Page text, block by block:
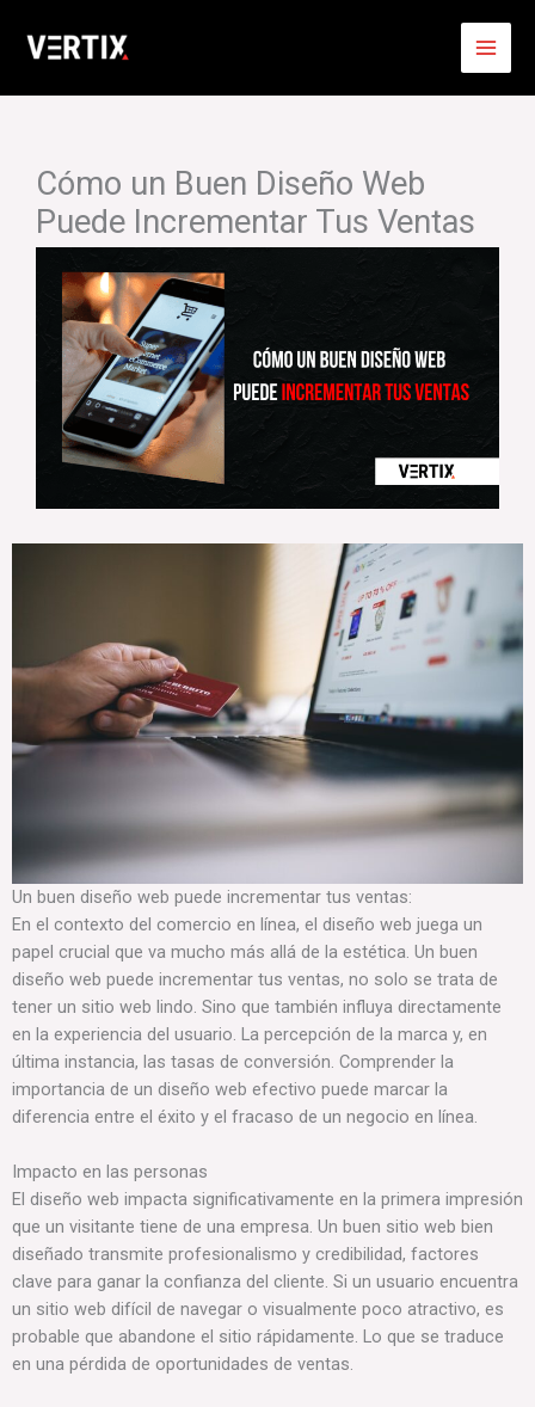
contenido
Cómo un Buen Diseño Web
Puede Incrementar Tus Ventas
Un buen diseño web puede incrementar tus ventas:
En el contexto del comercio en línea, el diseño web juega un
papel crucial que va mucho más allá de la estética. Un buen
diseño web puede incrementar tus ventas, no solo se trata de
tener un sitio web lindo. Sino que también influya directamente
en la experiencia del usuario. La percepción de la marca y, en
última instancia, las tasas de conversión. Comprender la
importancia de un diseño web efectivo puede marcar la
diferencia entre el éxito y el fracaso de un negocio en línea.
Impacto en las personas
El diseño web impacta significativamente en la primera impresión
que un visitante tiene de una empresa. Un buen sitio web bien
diseñado transmite profesionalismo y credibilidad, factores
clave para ganar la confianza del cliente. Si un usuario encuentra
un sitio web difícil de navegar o visualmente poco atractivo, es
probable que abandone el sitio rápidamente. Lo que se traduce
en una pérdida de oportunidades de ventas.